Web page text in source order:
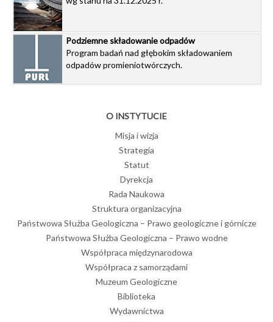
Podziemne składowanie odpadów
Program badań nad głębokim składowaniem
odpadów promieniotwórczych.
O INSTYTUCIE
Misja i wizja
Strategia
Statut
Dyrekcja
Rada Naukowa
Struktura organizacyjna
Państwowa Służba Geologiczna – Prawo geologiczne i górnicze
Państwowa Służba Geologiczna – Prawo wodne
Współpraca międzynarodowa
Współpraca z samorządami
Muzeum Geologiczne
Biblioteka
Wydawnictwa